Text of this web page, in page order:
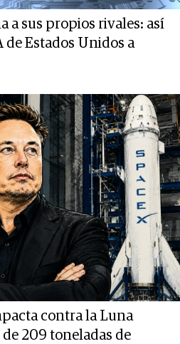
a sus propios rivales: así
de Estados Unidos a
contra la Luna
209 toneladas de